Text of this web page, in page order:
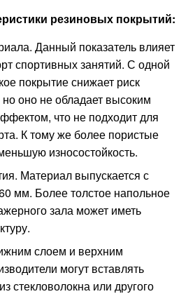
резиновых покрытий:
Данный показатель влияет
спортивных занятий. С одной
покрытие снижает риск
оно не обладает высоким
что не подходит для
К тому же более пористые
износостойкость.
Материал выпускается с
мм. Более толстое напольное
зала может иметь
слоем и верхним
могут вставлять
стекловолокна или другого